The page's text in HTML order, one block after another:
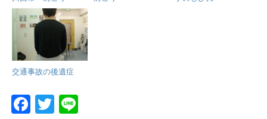
交通事故の後遺症
F
T